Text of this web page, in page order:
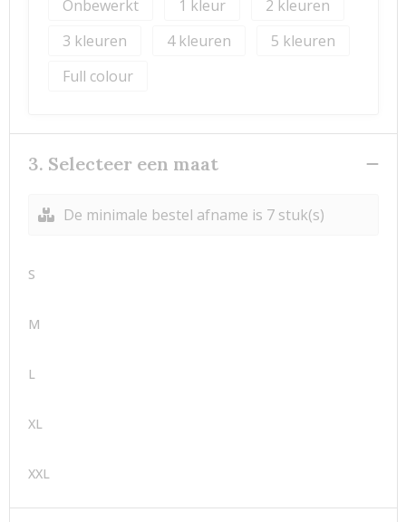
Onbewerkt
1
2
3
4
5
Full colour
3. Selecteer een maat
De minimale bestel afname is 7 stuk(s)
S
M
L
XL
XXL